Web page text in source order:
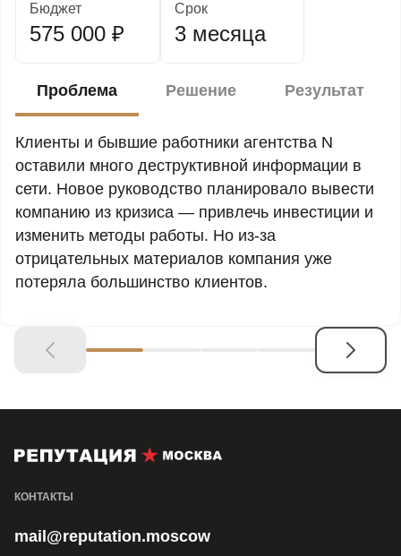
Бюджет
575 000 ₽
Срок
3 месяца
Проблема Решение Результат
Клиенты и бывшие работники агентства N
оставили много деструктивной информации в
сети. Новое руководство планировало вывести
компанию из кризиса — привлечь инвестиции и
изменить методы работы. Но из-за
отрицательных материалов компания уже
потеряла большинство клиентов.
КОНТАКТЫ
mail@reputation.moscow